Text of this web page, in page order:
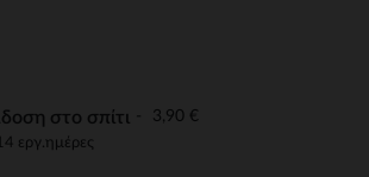
στο σπίτι 3,90 €
εργ.ημέρες